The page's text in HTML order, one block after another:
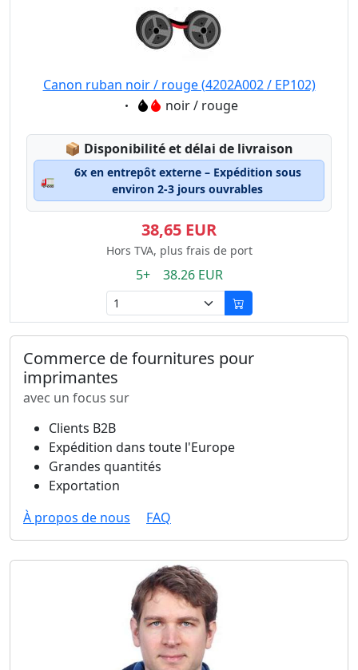
Canon ruban noir / rouge (4202A002 / EP102)
Eigenschaft:noir / rouge
📦 Lagerstatus:
Disponibilité et délai de livraison
🚛
6x en entrepôt externe – Expédition sous
environ 2-3 jours ouvrables
38,65 EUR
Hors TVA, plus frais de port
5+ 38.26 EUR
Commerce de fournitures pour
imprimantes
avec un focus sur
Clients B2B
Expédition dans toute l'Europe
Grandes quantités
Exportation
À propos de nous
FAQ